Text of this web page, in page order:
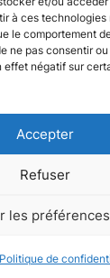
à ces technologies
le comportement
ne pas consentir
effet négatif sur
Accepter
Refuser
les préférences
de
: